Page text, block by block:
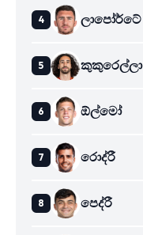
ලාපෝර්ටේ
කුකුරෙල්ලා
ඕල්මෝ
රොද්රී
පෙද්රී